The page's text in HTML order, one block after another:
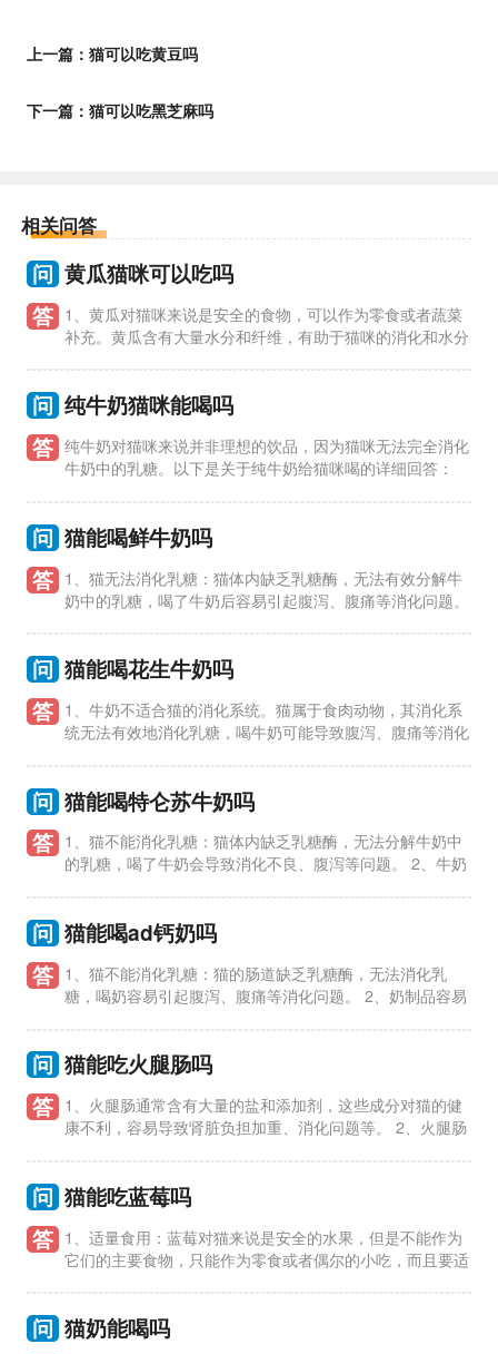
上一篇： 猫可以吃黄豆吗
下一篇： 猫可以吃黑芝麻吗
相关问答
问 黄瓜猫咪可以吃吗
答 1、黄瓜对猫咪来说是安全的食物，可以作为零食或者蔬菜
补充。黄瓜含有大量水分和纤维，有助于猫咪的消化和水分
问 纯牛奶猫咪能喝吗
答 纯牛奶对猫咪来说并非理想的饮品，因为猫咪无法完全消化
牛奶中的乳糖。以下是关于纯牛奶给猫咪喝的详细回答：
问 猫能喝鲜牛奶吗
答 1、猫无法消化乳糖：猫体内缺乏乳糖酶，无法有效分解牛
奶中的乳糖，喝了牛奶后容易引起腹泻、腹痛等消化问题。
问 猫能喝花生牛奶吗
答 1、牛奶不适合猫的消化系统。猫属于食肉动物，其消化系
统无法有效地消化乳糖，喝牛奶可能导致腹泻、腹痛等消化
问 猫能喝特仑苏牛奶吗
答 1、猫不能消化乳糖：猫体内缺乏乳糖酶，无法分解牛奶中
的乳糖，喝了牛奶会导致消化不良、腹泻等问题。 2、牛奶
问 猫能喝ad钙奶吗
答 1、猫不能消化乳糖：猫的肠道缺乏乳糖酶，无法消化乳
糖，喝奶容易引起腹泻、腹痛等消化问题。 2、奶制品容易
问 猫能吃火腿肠吗
答 1、火腿肠通常含有大量的盐和添加剂，这些成分对猫的健
康不利，容易导致肾脏负担加重、消化问题等。 2、火腿肠
问 猫能吃蓝莓吗
答 1、适量食用：蓝莓对猫来说是安全的水果，但是不能作为
它们的主要食物，只能作为零食或者偶尔的小吃，而且要适
问 猫奶能喝吗